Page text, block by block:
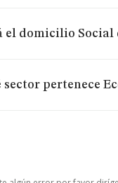
el domicilio Social
sector pertenece